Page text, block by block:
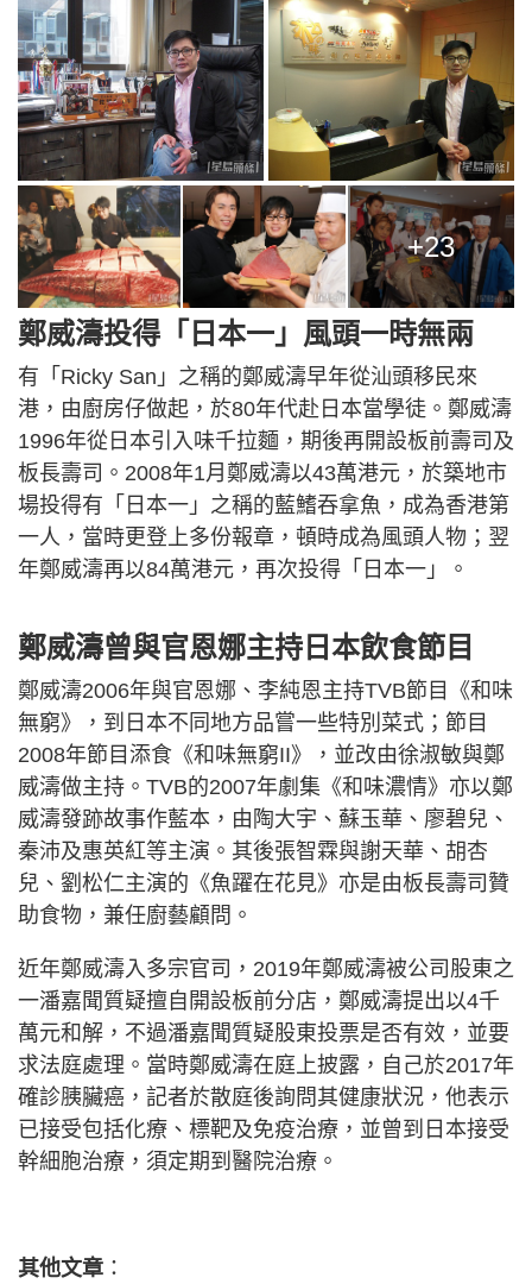
+23
鄭威濤投得「日本一」風頭一時無兩
有「Ricky San」之稱的鄭威濤早年從汕頭移民來
港，由廚房仔做起，於80年代赴日本當學徒。鄭威濤
1996年從日本引入味千拉麵，期後再開設板前壽司及
板長壽司。2008年1月鄭威濤以43萬港元，於築地市
場投得有「日本一」之稱的藍鰭吞拿魚，成為香港第
一人，當時更登上多份報章，頓時成為風頭人物；翌
年鄭威濤再以84萬港元，再次投得「日本一」。
鄭威濤曾與官恩娜主持日本飲食節目
鄭威濤2006年與官恩娜、李純恩主持TVB節目《和味
無窮》，到日本不同地方品嘗一些特別菜式；節目
2008年節目添食《和味無窮II》，並改由徐淑敏與鄭
威濤做主持。TVB的2007年劇集《和味濃情》亦以鄭
威濤發跡故事作藍本，由陶大宇、蘇玉華、廖碧兒、
秦沛及惠英紅等主演。其後張智霖與謝天華、胡杏
兒、劉松仁主演的《魚躍在花見》亦是由板長壽司贊
助食物，兼任廚藝顧問。
近年鄭威濤入多宗官司，2019年鄭威濤被公司股東之
一潘嘉聞質疑擅自開設板前分店，鄭威濤提出以4千
萬元和解，不過潘嘉聞質疑股東投票是否有效，並要
求法庭處理。當時鄭威濤在庭上披露，自己於2017年
確診胰臟癌，記者於散庭後詢問其健康狀況，他表示
已接受包括化療、標靶及免疫治療，並曾到日本接受
幹細胞治療，須定期到醫院治療。
其他文章 ：